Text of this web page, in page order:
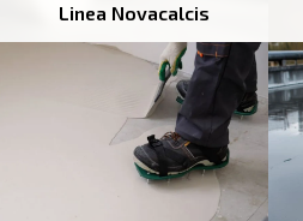
Linea Novacalcis